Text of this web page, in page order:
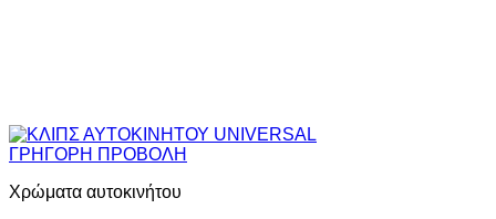
ΓΡΗΓΟΡΗ ΠΡΟΒΟΛΗ
Χρώματα αυτοκινήτου